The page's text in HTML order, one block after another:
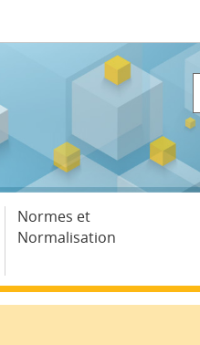
Normes et
Normalisation